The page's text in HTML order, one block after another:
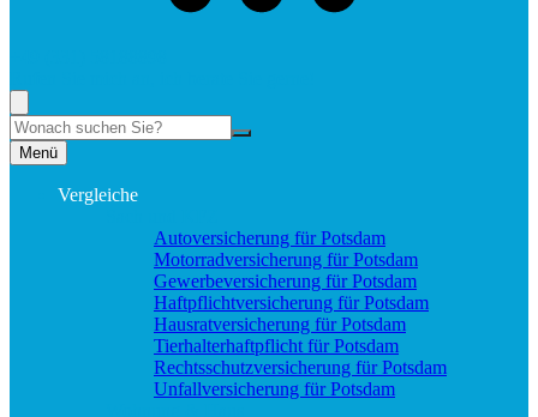
Suche
Menü
Vergleiche
Autoversicherung für Potsdam
Motorradversicherung für Potsdam
Gewerbeversicherung für Potsdam
Haftpflichtversicherung für Potsdam
Hausratversicherung für Potsdam
Tierhalterhaftpflicht für Potsdam
Rechtsschutzversicherung für Potsdam
Unfallversicherung für Potsdam